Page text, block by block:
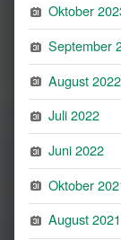
Oktober
September
August 2022
Juli 2022
Juni 2022
Oktober
August 2021